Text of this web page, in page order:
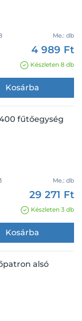
Me.: db
4 989 Ft
Készleten 8 db
Kosárba
fűtőegység
Me.: db
29 271 Ft
Készleten 3 db
Kosárba
alsó